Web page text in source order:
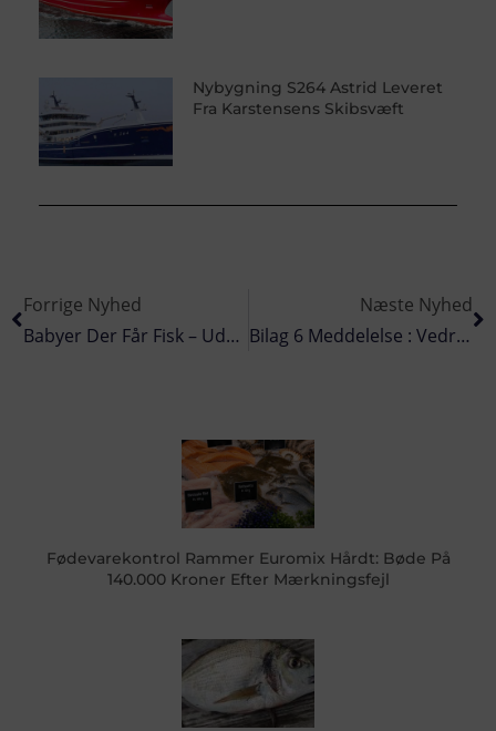
Nybygning S264 Astrid Leveret
Fra Karstensens Skibsvæft
Forrige Nyhed
Babyer Der Får Fisk – Udviklede Sig Bedre Socialt
Næste Nyhed
Bilag 6 Meddelelse : Vedrørende Tunge Og Rødspætte I Flere Farvandsområder
Fødevarekontrol Rammer Euromix Hårdt: Bøde På
140.000 Kroner Efter Mærkningsfejl